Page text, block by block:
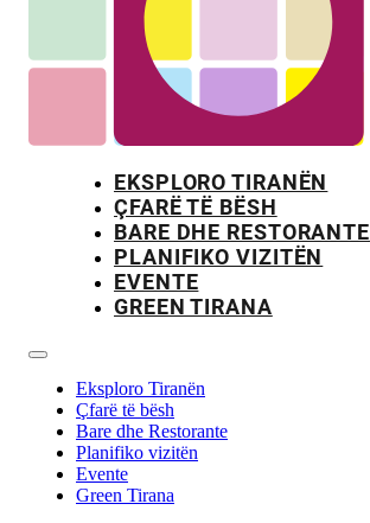
EKSPLORO TIRANËN
ÇFARË TË BËSH
BARE DHE RESTORANTE
PLANIFIKO VIZITËN
EVENTE
GREEN TIRANA
Eksploro Tiranën
Çfarë të bësh
Bare dhe Restorante
Planifiko vizitën
Evente
Green Tirana